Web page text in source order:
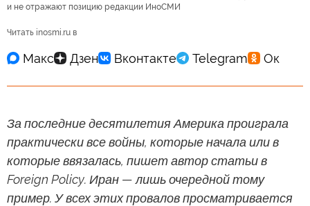
и не отражают позицию редакции ИноСМИ
Читать inosmi.ru в
За последние десятилетия Америка проиграла
практически все войны, которые начала или в
которые ввязалась, пишет автор статьи в
Foreign Policy. Иран — лишь очередной тому
пример. У всех этих провалов просматривается